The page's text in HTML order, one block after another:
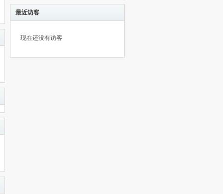
最近访客
现在还没有访客